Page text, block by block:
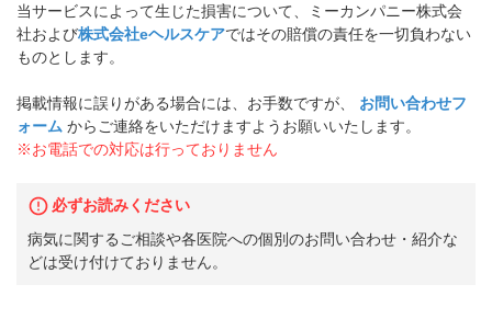
当サービスによって生じた損害について、ミーカンパニー株式会
社および株式会社eヘルスケアではその賠償の責任を一切負わない
ものとします。
掲載情報に誤りがある場合には、お手数ですが、
お問い合わせフ
ォーム からご連絡をいただけますようお願いいたします。
※お電話での対応は行っておりません
必ずお読みください
病気に関するご相談や各医院への個別のお問い合わせ・紹介な
どは受け付けておりません。